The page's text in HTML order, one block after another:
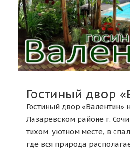
Гостиный двор
Гостиный двор «Валентин»
Лазаревском районе г.
тихом, уютном месте, в
где вся природа